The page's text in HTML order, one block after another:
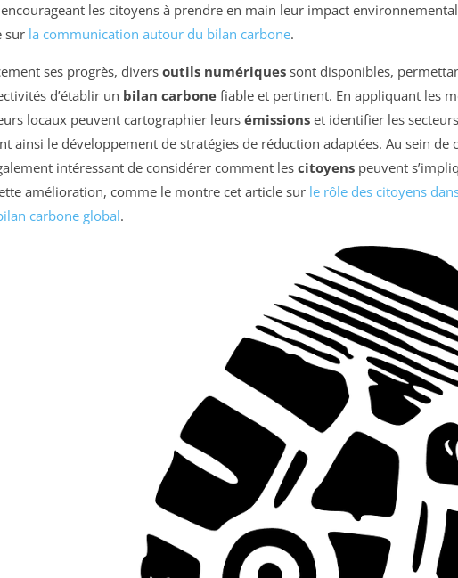
les citoyens à prendre en main leur impact
sur la communication autour du bilan carbone.
ses progrès, divers outils numériques sont disponibles,
d’établir un bilan carbone fiable et pertinent. En appliquant les
locaux peuvent cartographier leurs émissions et identifier les
ainsi le développement de stratégies de réduction adaptées. Au sein de
intéressant de considérer comment les citoyens peuvent
amélioration, comme le montre cet article sur le rôle des citoyens
carbone global.